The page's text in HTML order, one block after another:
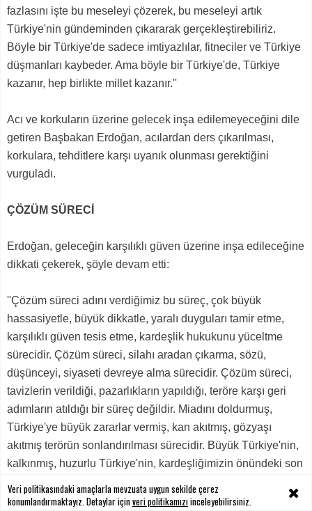
fazlasını işte bu meseleyi çözerek, bu meseleyi artık
Türkiye'nin gündeminden çıkararak gerçekleştirebiliriz.
Böyle bir Türkiye'de sadece imtiyazlılar, fitneciler ve Türkiye
düşmanları kaybeder. Ama böyle bir Türkiye'de, Türkiye
kazanır, hep birlikte millet kazanır.''
Acı ve korkuların üzerine gelecek inşa edilemeyeceğini dile
getiren Başbakan Erdoğan, acılardan ders çıkarılması,
korkulara, tehditlere karşı uyanık olunması gerektiğini
vurguladı.
ÇÖZÜM SÜRECİ
Erdoğan, geleceğin karşılıklı güven üzerine inşa edileceğine
dikkati çekerek, şöyle devam etti:
''Çözüm süreci adını verdiğimiz bu süreç, çok büyük
hassasiyetle, büyük dikkatle, yaralı duyguları tamir etme,
karşılıklı güven tesis etme, kardeşlik hukukunu yüceltme
sürecidir. Çözüm süreci, silahı aradan çıkarma, sözü,
düşünceyi, siyaseti devreye alma sürecidir. Çözüm süreci,
tavizlerin verildiği, pazarlıkların yapıldığı, teröre karşı geri
adımların atıldığı bir süreç değildir. Miadını doldurmuş,
Türkiye'ye büyük zararlar vermiş, kan akıtmış, gözyaşı
akıtmış terörün sonlandırılması sürecidir. Büyük Türkiye'nin,
kalkınmış, huzurlu Türkiye'nin, kardeşliğimizin önündeki son
milletimizi de kardeşliğimizi de güçlendirmekten gayrı hiçbir
Veri politikasındaki amaçlarla mevzuata uygun sekilde çerez
konumlandırmaktayız. Detaylar içinveri politikamızıinceleyebilirsiniz.